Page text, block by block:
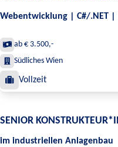
Webentwicklung | C#/.NET |
ab € 3.500,-
Südliches Wien
Vollzeit
SENIOR
im industriellen Anlagenbau